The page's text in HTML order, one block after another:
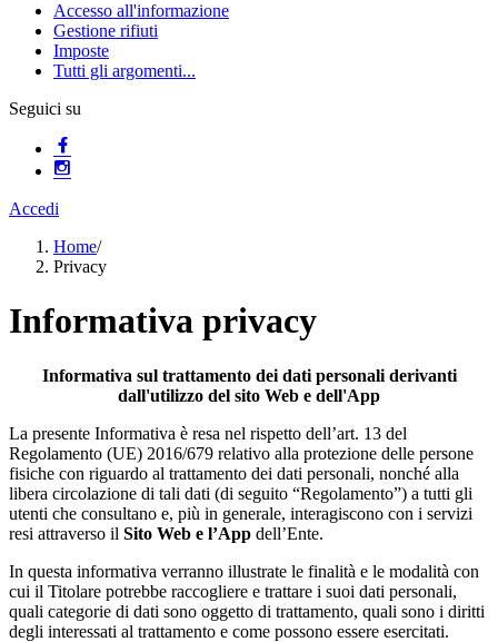
Accesso all'informazione
Gestione rifiuti
Imposte
Tutti gli argomenti...
Seguici su
Accedi
Home/
Privacy
Informativa privacy
Informativa sul trattamento dei dati personali derivanti
dall'utilizzo del sito Web e dell'App
La presente Informativa è resa nel rispetto dell’art. 13 del
Regolamento (UE) 2016/679 relativo alla protezione delle persone
fisiche con riguardo al trattamento dei dati personali, nonché alla
libera circolazione di tali dati (di seguito “Regolamento”) a tutti gli
utenti che consultano e, più in generale, interagiscono con i servizi
resi attraverso il Sito Web e l’App dell’Ente.
In questa informativa verranno illustrate le finalità e le modalità con
cui il Titolare potrebbe raccogliere e trattare i suoi dati personali,
quali categorie di dati sono oggetto di trattamento, quali sono i diritti
degli interessati al trattamento e come possono essere esercitati.